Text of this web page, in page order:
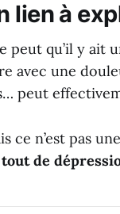
lien à
peut qu’il y ait
avec une
peut
ce n’est pas
de